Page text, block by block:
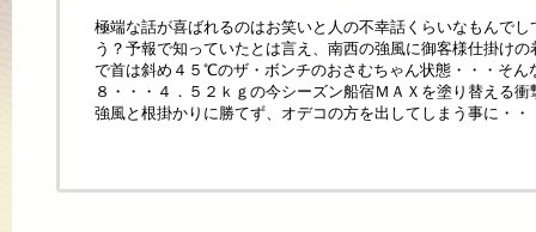
極端な話が喜ばれるのはお笑いと人の不幸話くらいなもんで
う？予報で知っていたとは言え、南西の強風に御客様仕掛け
で首は斜め４５℃のザ・ボンチのおさむちゃん状態・・・そん
８・・・４．５２ｋｇの今シーズン船宿ＭＡＸを塗り替える
強風と根掛かりに勝てず、オデコの方を出してしまう事に・・